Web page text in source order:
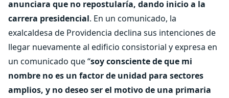
anunciara que no repostularía, dando inicio a la
carrera presidencial. En un comunicado, la
exalcaldesa de Providencia declina sus intenciones de
llegar nuevamente al edificio consistorial y expresa en
un comunicado que “soy consciente de que mi
nombre no es un factor de unidad para sectores
amplios, y no deseo ser el motivo de una primaria